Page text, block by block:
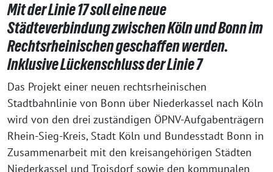
Mit der Linie 17 soll eine neue
Städteverbindung zwischen Köln und Bonn im
Rechtsrheinischen geschaffen werden.
Inklusive Lückenschluss der Linie 7
Das Projekt einer neuen rechtsrheinischen
Stadtbahnlinie von Bonn über Niederkassel nach Köln
wird von den drei zuständigen ÖPNV-Aufgabenträgern
Rhein-Sieg-Kreis, Stadt Köln und Bundesstadt Bonn in
Zusammenarbeit mit den kreisangehörigen Städten
Niederkassel und Troisdorf sowie den kommunalen